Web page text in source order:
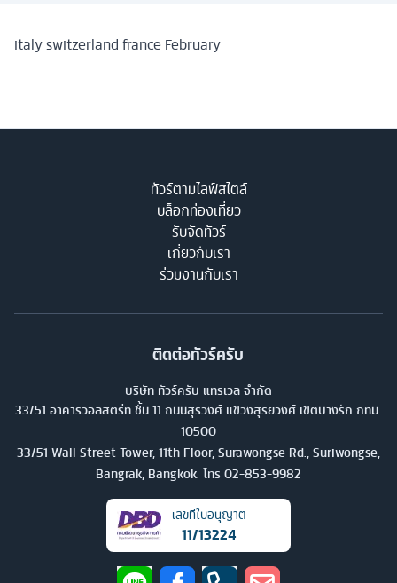
italy switzerland france February
ทัวร์ตามไลฟ์สไตล์
บล็อกท่องเที่ยว
รับจัดทัวร์
เกี่ยวกับเรา
ร่วมงานกับเรา
ติดต่อทัวร์ครับ
บริษัท ทัวร์ครับ แทรเวล จำกัด
33/51 อาคารวอลสตรีท ชั้น 11 ถนนสุรวงศ์ แขวงสุริยวงศ์ เขตบางรัก กทม.
10500
33/51 Wall Street Tower, 11th Floor, Surawongse Rd., Suriwongse,
Bangrak, Bangkok. โทร 02-853-9982
เลขที่ใบอนุญาต
11/13224